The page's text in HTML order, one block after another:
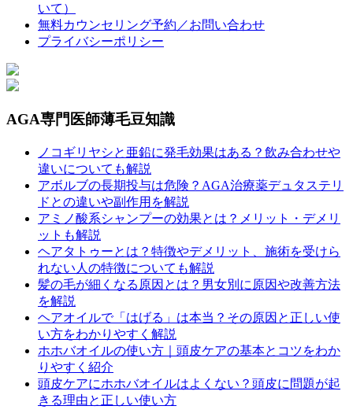
いて）
無料カウンセリング予約／お問い合わせ
プライバシーポリシー
AGA専門医師薄毛豆知識
ノコギリヤシと亜鉛に発毛効果はある？飲み合わせや
違いについても解説
アボルブの長期投与は危険？AGA治療薬デュタステリ
ドとの違いや副作用を解説
アミノ酸系シャンプーの効果とは？メリット・デメリ
ットも解説
ヘアタトゥーとは？特徴やデメリット、施術を受けら
れない人の特徴についても解説
髪の毛が細くなる原因とは？男女別に原因や改善方法
を解説
ヘアオイルで「はげる」は本当？その原因と正しい使
い方をわかりやすく解説
ホホバオイルの使い方｜頭皮ケアの基本とコツをわか
りやすく紹介
頭皮ケアにホホバオイルはよくない？頭皮に問題が起
きる理由と正しい使い方